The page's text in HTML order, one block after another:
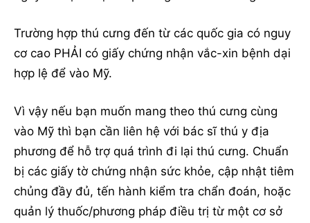
Trường hợp thú cưng đến từ các quốc gia có nguy
cơ cao PHẢI có giấy chứng nhận vắc-xin bệnh dại
hợp lệ để vào Mỹ.
Vì vậy nếu bạn muốn mang theo thú cưng cùng
vào Mỹ thì bạn cần liên hệ với bác sĩ thú y địa
phương để hỗ trợ quá trình đi lại thú cưng. Chuẩn
bị các giấy tờ chứng nhận sức khỏe, cập nhật tiêm
chủng đầy đủ, tến hành kiểm tra chẩn đoán, hoặc
quản lý thuốc/phương pháp điều trị từ một cơ sở